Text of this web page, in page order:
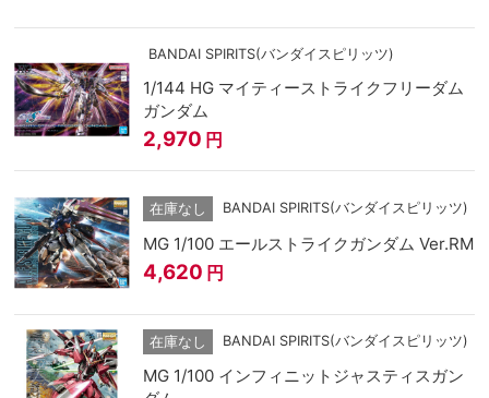
BANDAI SPIRITS(バンダイスピリッツ)
1/144 HG マイティーストライクフリーダム
ガンダム
2,970 円
在庫なし BANDAI SPIRITS(バンダイスピリッツ)
MG 1/100 エールストライクガンダム Ver.RM
4,620 円
在庫なし BANDAI SPIRITS(バンダイスピリッツ)
MG 1/100 インフィニットジャスティスガン